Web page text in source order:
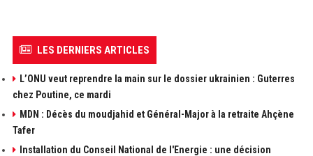
LES DERNIERS ARTICLES
L’ONU veut reprendre la main sur le dossier ukrainien : Guterres
chez Poutine, ce mardi
MDN : Décès du moudjahid et Général-Major à la retraite Ahçène
Tafer
Installation du Conseil National de l'Energie : une décision